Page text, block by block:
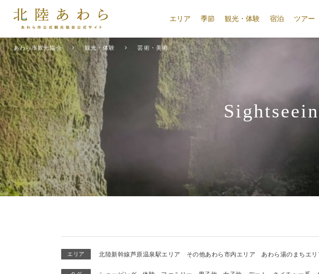
エリア 季節 観光・体験 宿泊 ツアー
あわら市観光協会 観光・体験 芸術・美術
エリア 北陸新幹線芦原温泉駅エリア その他あわら市内エリア あわら湯のまちエリ